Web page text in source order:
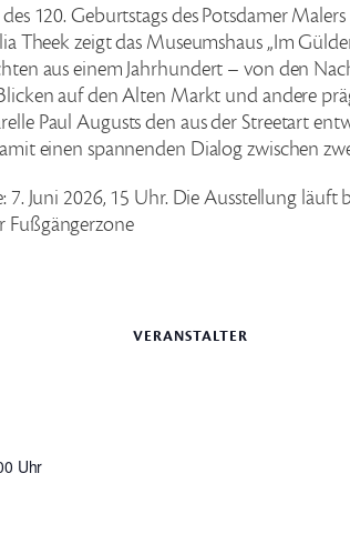
120. Geburtstags des Potsdamer
Theek zeigt das Museumshaus „Im
aus einem Jahrhundert – von den
auf den Alten Markt und andere
Paul Augusts den aus der Streetart
einen spannenden Dialog zwischen
7. Juni 2026, 15 Uhr. Die Ausstellung
Fußgängerzone
VERANSTALTER